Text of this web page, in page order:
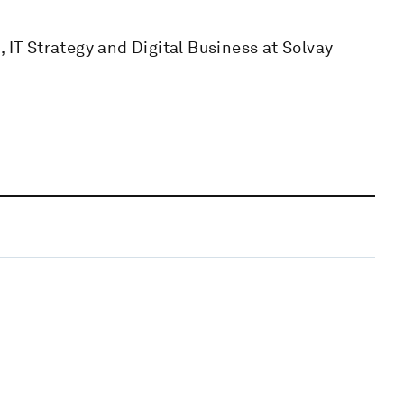
Strategy and Digital Business at Solvay